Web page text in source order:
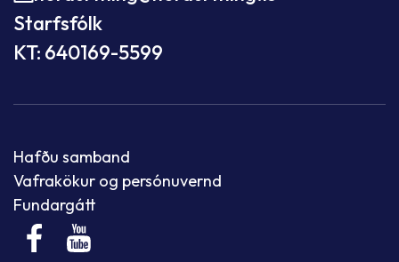
Starfsfólk
KT: 640169-5599
Hafðu samband
Vafrakökur og persónuvernd
Fundargátt